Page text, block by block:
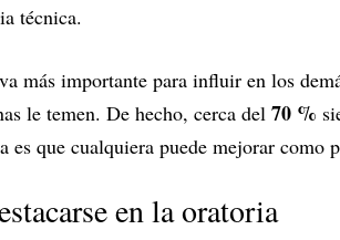
técnica.
más importante para influir en los
le temen. De hecho, cerca del 70 %
que cualquiera puede mejorar como
en la oratoria